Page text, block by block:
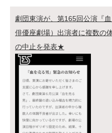
劇団東演が、第165回公演『
俳優座劇場）出演者に複数の
の中止を発表★